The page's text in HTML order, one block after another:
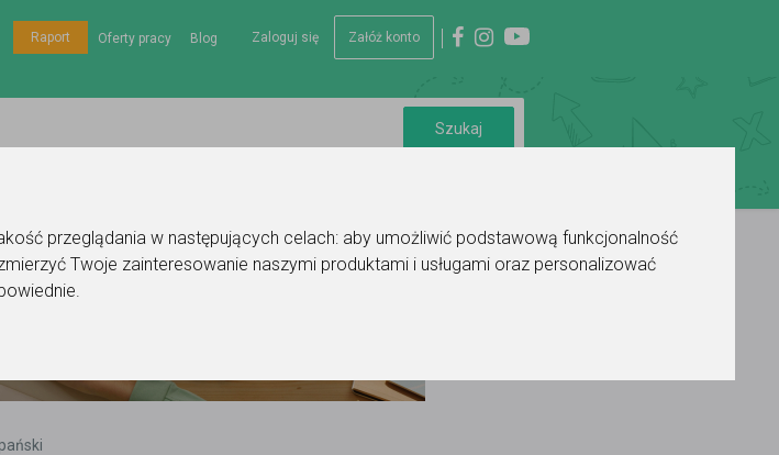
przeglądania w następujących celach: aby umożliwić podstawową funkcjonalność
Twoje zainteresowanie naszymi produktami i usługami oraz personalizować
.
Zaloguj się Załóż konto
Raport Oferty pracy Blog